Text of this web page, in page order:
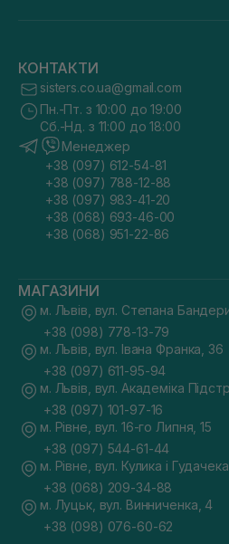
КОНТАКТИ
sisters.co.ua@gmail.com
Пн.-Пт. з 10:00 до 19:00
Сб.-Нд. з 11:00 до 18:00
Менеджер
+38 (097) 612-54-81
+38 (097) 788-12-88
+38 (097) 983-41-20
+38 (068) 693-46-00
+38 (068) 951-22-86
МАГАЗИНИ
м. Львів, вул. Степана
+38 (098) 778-13-79
м. Львів, вул. Івана Франка, 36
+38 (097) 611-95-94
м. Львів, вул. Академіка
+38 (097) 101-97-16
м. Рівне, вул. 16-го Липня, 15
+38 (097) 544-61-44
м. Рівне, вул. Кулика і
+38 (068) 209-34-88
м. Луцьк, вул. Винниченка, 4
+38 (098) 076-60-62